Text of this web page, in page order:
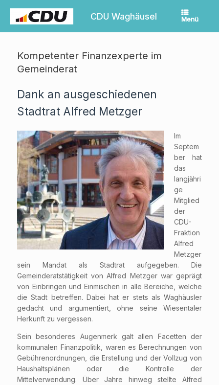
springen
CDU Waghäusel Menü
Kompetenter Finanzexperte im
Gemeinderat
Dank an ausgeschiedenen
Stadtrat Alfred Metzger
Im
Septem
ber hat
das
langjähri
ge
Mitglied
der
CDU-
Fraktion
Alfred
Metzger
sein Mandat als Stadtrat aufgegeben. Die
Gemeinderatstätigkeit von Alfred Metzger war geprägt
von Einbringen und Einmischen in alle Bereiche, welche
die Stadt betreffen. Dabei hat er stets als Waghäusler
gedacht und argumentiert, ohne seine Wiesentaler
Herkunft zu vergessen.
Sein besonderes Augenmerk galt allen Facetten der
kommunalen Finanzpolitik, waren es Berechnungen von
Gebührenordnungen, die Erstellung und der Vollzug von
Haushaltsplänen oder die Kontrolle der
Mittelverwendung. Über Jahre hinweg stellte Alfred